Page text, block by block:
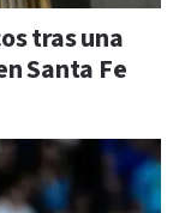
tras una
Santa Fe